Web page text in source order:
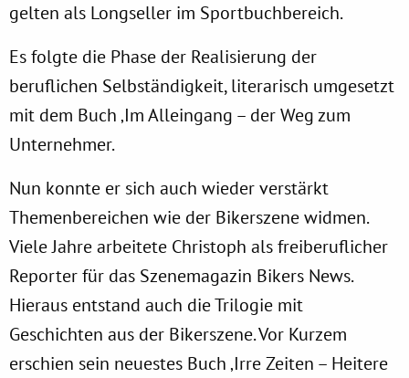
gelten als Longseller im Sportbuchbereich.
Es folgte die Phase der Realisierung der
beruflichen Selbständigkeit, literarisch umgesetzt
mit dem Buch ‚Im Alleingang – der Weg zum
Unternehmer.
Nun konnte er sich auch wieder verstärkt
Themenbereichen wie der Bikerszene widmen.
Viele Jahre arbeitete Christoph als freiberuflicher
Reporter für das Szenemagazin Bikers News.
Hieraus entstand auch die Trilogie mit
Geschichten aus der Bikerszene. Vor Kurzem
erschien sein neuestes Buch ‚Irre Zeiten – Heitere